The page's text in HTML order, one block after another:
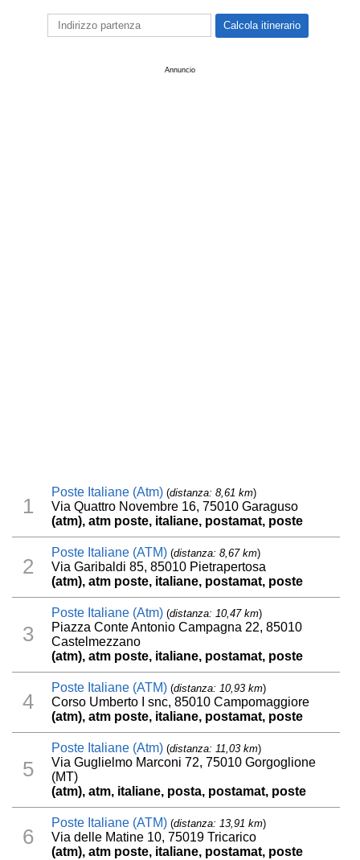
Annuncio
1
Poste Italiane (Atm) (distanza: 8,61 km)
Via Quattro Novembre 16, 75010 Garaguso
(atm), atm poste, italiane, postamat, poste
2
Poste Italiane (ATM) (distanza: 8,67 km)
Via Garibaldi 85, 85010 Pietrapertosa
(atm), atm poste, italiane, postamat, poste
3
Poste Italiane (Atm) (distanza: 10,47 km)
Piazza Conte Antonio Campagna 22, 85010
Castelmezzano
(atm), atm poste, italiane, postamat, poste
4
Poste Italiane (ATM) (distanza: 10,93 km)
Corso Umberto I snc, 85010 Campomaggiore
(atm), atm poste, italiane, postamat, poste
5
Poste Italiane (Atm) (distanza: 11,03 km)
Via Guglielmo Marconi 72, 75010 Gorgoglione
(MT)
(atm), atm, italiane, posta, postamat, poste
6
Poste Italiane (ATM) (distanza: 13,91 km)
Via delle Matine 10, 75019 Tricarico
(atm), atm poste, italiane, postamat, poste